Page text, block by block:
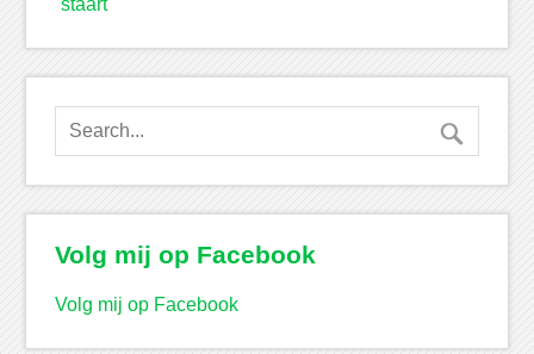
staart
Volg mij op Facebook
Volg mij op Facebook